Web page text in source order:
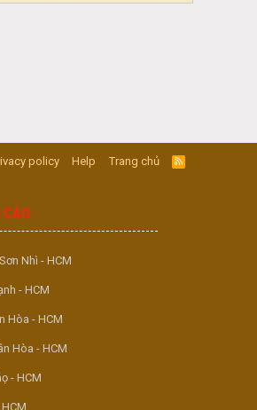
policy Help Trang chủ
R
S
CÁO
Nhì - HCM
- HCM
Hòa - HCM
Hòa - HCM
- HCM